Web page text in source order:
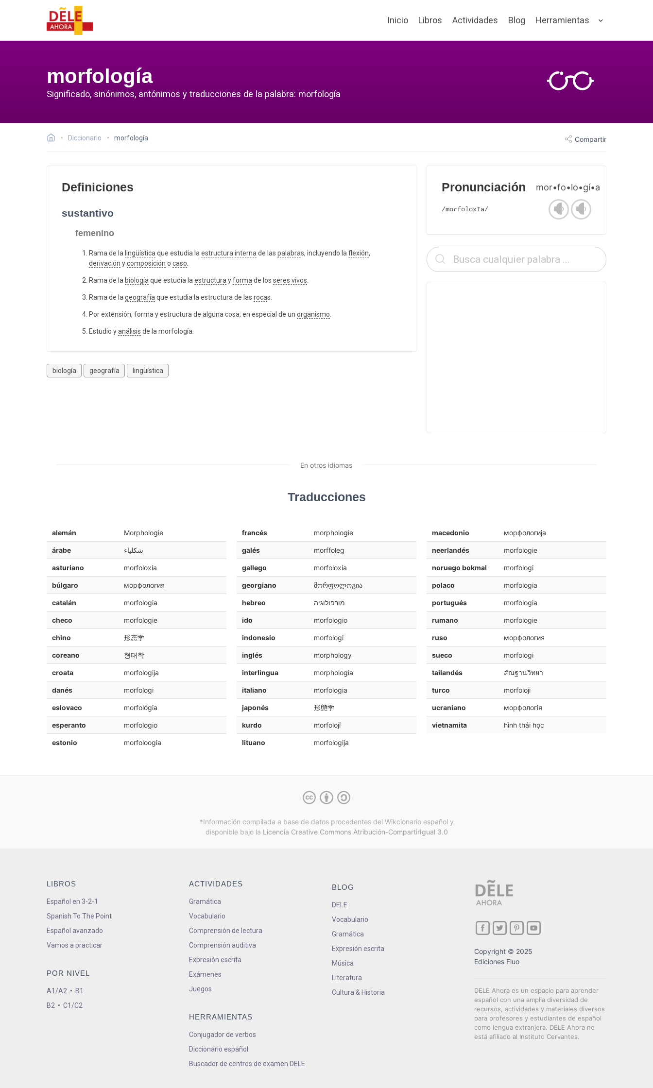
Inicio Libros Actividades Blog Herramientas
morfología
Significado, sinónimos, antónimos y traducciones de la palabra: morfología
Diccionario morfología Compartir
Definiciones
sustantivo
femenino
Rama de la lingüísticaque estudia laestructurainternade las palabras, incluyendo laflexión,
derivación ycomposición o caso.
Rama de la biologíaque estudia laestructurayformade los seres vivos.
Rama de lageografíaque estudia la estructura de las rocas.
Por extensión, forma y estructura de alguna cosa, en especial de un organismo.
Estudio yanálisis de la morfología.
biología geografía lingüística
Pronunciación mor•fo•lo•gí•a
/moɾfoloxIa/
En otros idiomas
Traducciones
alemán Morphologie
árabe شكلياء
asturiano morfoloxía
búlgaro морфология
catalán morfologia
checo morfologie
chino 形态学
coreano 형태학
croata morfologija
danés morfologi
eslovaco morfológia
esperanto morfologio
estonio morfoloogia
francés morphologie
galés morffoleg
gallego morfoloxía
georgiano მორფოლოგია
hebreo מורפולוגיה
ido morfologio
indonesio morfologi
inglés morphology
interlingua morphologia
italiano morfologia
japonés 形態学
kurdo morfolojî
lituano morfologija
macedonio морфологија
neerlandés morfologie
noruego bokmal morfologi
polaco morfologia
portugués morfologia
rumano morfologie
ruso морфология
sueco morfologi
tailandés สัณฐานวิทยา
turco morfoloji
ucraniano морфологія
vietnamita hình thái học
*Información compilada a base de datos procedentes del Wikcionario español y
disponible bajo la Licencia Creative Commons Atribución-CompartirIgual 3.0
LIBROS
Español en 3-2-1
Spanish To The Point
Español avanzado
Vamos a practicar
POR NIVEL
A1/A2 • B1
B2 • C1/C2
ACTIVIDADES
Gramática
Vocabulario
Comprensión de lectura
Comprensión auditiva
Expresión escrita
Exámenes
Juegos
HERRAMIENTAS
Conjugador de verbos
Diccionario español
Buscador de centros de examen DELE
BLOG
DELE
Vocabulario
Gramática
Expresión escrita
Música
Literatura
Cultura & Historia
Copyright © 2025
Ediciones Fluo
DELE Ahora es un espacio para aprender
español con una amplia diversidad de
recursos, actividades y materiales diversos
para profesores y estudiantes de español
como lengua extranjera. DELE Ahora no
está afiliado al Instituto Cervantes.